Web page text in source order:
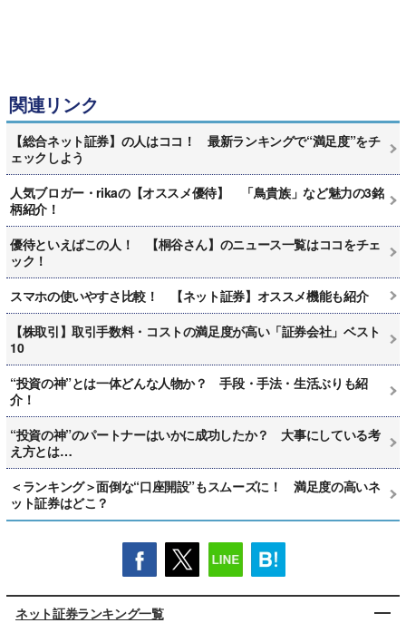
関連リンク
【総合ネット証券】の人はココ！ 最新ランキングで“満足度”をチ
ェックしよう
人気ブロガー・rikaの【オススメ優待】 「鳥貴族」など魅力の3銘
柄紹介！
優待といえばこの人！ 【桐谷さん】のニュース一覧はココをチェ
ック！
スマホの使いやすさ比較！ 【ネット証券】オススメ機能も紹介
【株取引】取引手数料・コストの満足度が高い「証券会社」ベスト
10
“投資の神”とは一体どんな人物か？ 手段・手法・生活ぶりも紹
介！
“投資の神”のパートナーはいかに成功したか？ 大事にしている考
え方とは…
＜ランキング＞面倒な“口座開設”もスムーズに！ 満足度の高いネ
ット証券はどこ？
ネット証券ランキング一覧